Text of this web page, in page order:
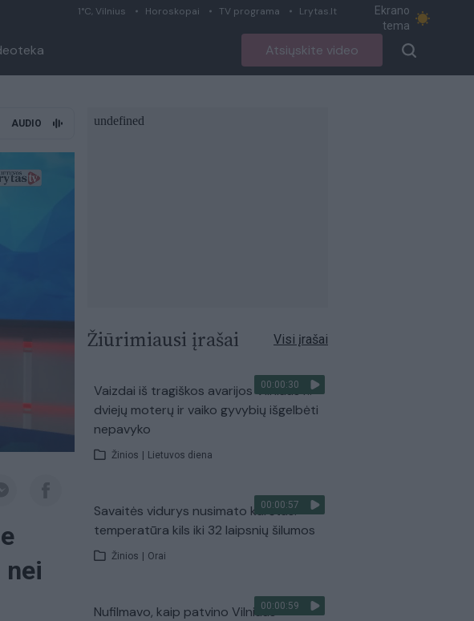
1°C, Vilnius Horoskopai TV programa Lrytas.lt
Ekrano
tema
Atsiųskite video
AUDIO
Žiūrimiausi įrašai Visi įrašai
00:00:30
Vaizdai iš tragiškos avarijos Vilniaus r.:
dviejų moterų ir vaiko gyvybių išgelbėti
nepavyko
Žinios Lietuvos diena
00:00:57
Savaitės vidurys nusimato karštas:
temperatūra kils iki 32 laipsnių šilumos
Žinios Orai
00:00:59
Nufilmavo, kaip patvino Vilniaus